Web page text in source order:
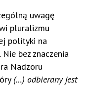
uwagę
pluralizmu
polityki na
bez znaczenia
Nadzoru
(…) odbierany jest